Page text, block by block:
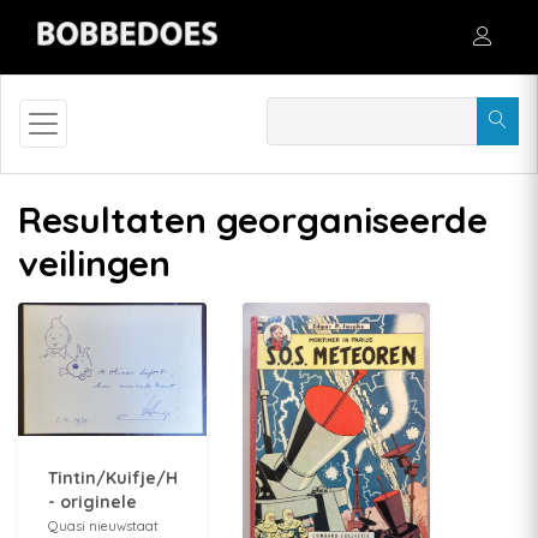
Resultaten georganiseerde
veilingen
Tintin/Kuifje/Herge
- originele
dedicace op
Quasi nieuwstaat